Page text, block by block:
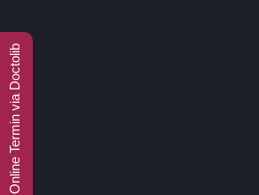
Online Termin via Doctolib